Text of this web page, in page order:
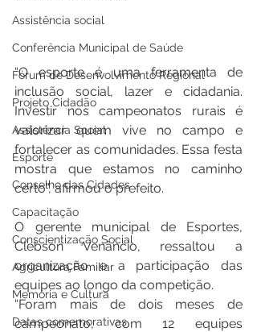
Assistência social
Conferência Municipal de Saúde
Fórum de Desenvolvimento Regional
Projeto Cidadão
Assistência Social
Esporte
Conselho das Cidades
Capacitação
Conscientização Social
Agricultura Familiar
Memória e Cultura
Datas comemorativas
“O esporte é uma ferramenta de
inclusão social, lazer e cidadania.
Investir nos campeonatos rurais é
valorizar quem vive no campo e
fortalecer as comunidades. Essa festa
mostra que estamos no caminho
certo”, afirmou o prefeito.
O gerente municipal de Esportes,
Clebson Venâncio, ressaltou a
organização e a participação das
equipes ao longo da competição.
“Foram mais de dois meses de
campeonato, com 12 equipes